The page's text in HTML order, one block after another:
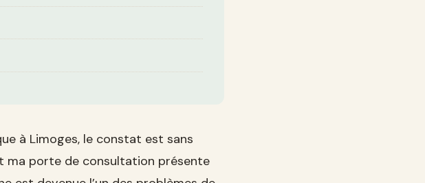
à Limoges, le constat est sans
ma porte de consultation présente